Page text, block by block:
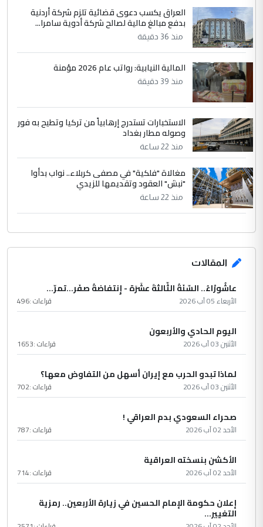
العراقي، الذي احترق بحر الصيف، في حين
حكومة الزيدي ...
الموضوع :
نواف سلام في بغداد.. "الفيول" مقابل
تصدير النفط العراقي
العراق يكسب دعوى قضائية تلزم شركة أردنية
بدفع مبالغ مالية لصالح شركة أدوية سامرا...
منذ 36 دقيقة
المالية النيابية: رواتب عام 2026 مؤمنة
منذ 39 دقيقة
الاستخبارات تستدرج إرهابياً من تركيا وتطيح به فور
وصوله مطار بغداد
منذ 22 ساعة
مغالاة "فلكية" في مصفى كربلاء.. نواب بدأوا
"نبش" العقود وتقديمها للزيدي
منذ 22 ساعة
المقالات
عاشُورْاءُ.. السّنَةُ الثّالثةَ عشَرَة - إِنتفاضةُ صفَر…تمرّ...
الأربعاء 05 آب 2026 قراءات :496
اليوم الحادي والأربعون
الأثنين 03 آب 2026 قراءات :1653
لماذا تبدو الحرب مع إيران أسهل من التفاوض معها؟
الأثنين 03 آب 2026 قراءات :702
صحراء السعودي بدم العراقي !
الأحد 02 آب 2026 قراءات :787
الأكشن بنسخته العراقية
الأحد 02 آب 2026 قراءات :714
إعلان حكومة الإمام الحسين في زيارة الأربعين.. رمزية
التغيير...